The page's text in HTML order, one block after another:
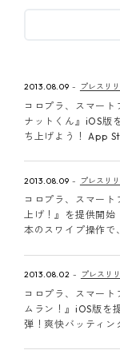
ピンマーク
EN
2013.08.09 プレスリ
コロプラ、スマート
ナットくん』iOS版
ち上げよう！ App
2013.08.09 プレスリ
コロプラ、スマー
上げ！』を提供開
本のスワイプ操作で
2013.08.02 プレスリ
コロプラ、スマー
ムラン！』iOS版を
弾！爽快バッティ